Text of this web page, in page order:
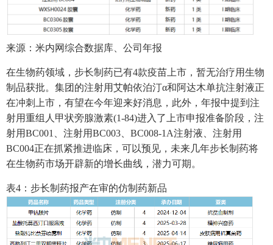
来源：米内网综合数据库、公司年报
在生物药领域，步长制药已有4款疫苗上市，暂无治疗用生物
制品获批。集团的注射用艾帕依泊汀α和阿达木单抗注射液正
在冲刺上市，有望在今年迎来好消息，此外，年报中提到注
射用重组人甲状旁腺激素(1-84)进入了上市申报准备阶段，注
射用BC001、注射用BC003、BC008-1A注射液、注射用
BC004正在抓紧推进临床，可以预见，未来几年步长制药将
在生物药市场开辟新的增长曲线，潜力可期。
表4：步长制药报产在审的仿制药新品